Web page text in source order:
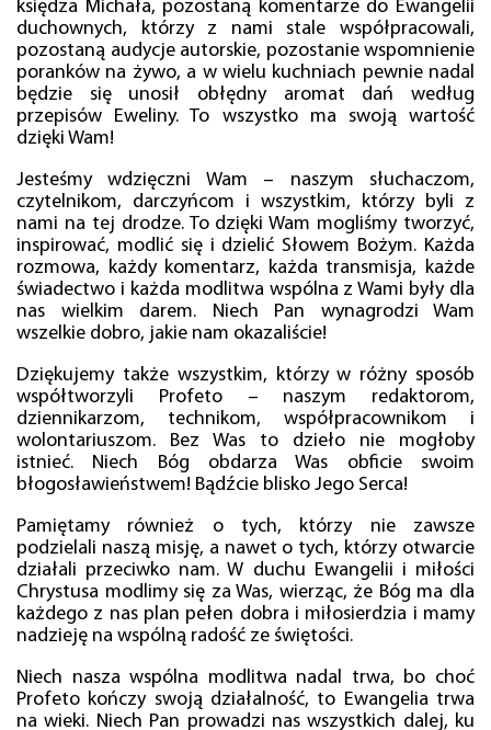
księdza Michała, pozostaną komentarze do Ewangelii
duchownych, którzy z nami stale współpracowali,
pozostaną audycje autorskie, pozostanie wspomnienie
poranków na żywo, a w wielu kuchniach pewnie nadal
będzie się unosił obłędny aromat dań według
przepisów Eweliny. To wszystko ma swoją wartość
dzięki Wam!
Jesteśmy wdzięczni Wam – naszym słuchaczom,
czytelnikom, darczyńcom i wszystkim, którzy byli z
nami na tej drodze. To dzięki Wam mogliśmy tworzyć,
inspirować, modlić się i dzielić Słowem Bożym. Każda
rozmowa, każdy komentarz, każda transmisja, każde
świadectwo i każda modlitwa wspólna z Wami były dla
nas wielkim darem. Niech Pan wynagrodzi Wam
wszelkie dobro, jakie nam okazaliście!
Dziękujemy także wszystkim, którzy w różny sposób
współtworzyli Profeto – naszym redaktorom,
dziennikarzom, technikom, współpracownikom i
wolontariuszom. Bez Was to dzieło nie mogłoby
istnieć. Niech Bóg obdarza Was obficie swoim
błogosławieństwem! Bądźcie blisko Jego Serca!
Pamiętamy również o tych, którzy nie zawsze
podzielali naszą misję, a nawet o tych, którzy otwarcie
działali przeciwko nam. W duchu Ewangelii i miłości
Chrystusa modlimy się za Was, wierząc, że Bóg ma dla
każdego z nas plan pełen dobra i miłosierdzia i mamy
nadzieję na wspólną radość ze świętości.
Niech nasza wspólna modlitwa nadal trwa, bo choć
Profeto kończy swoją działalność, to Ewangelia trwa
na wieki. Niech Pan prowadzi nas wszystkich dalej, ku